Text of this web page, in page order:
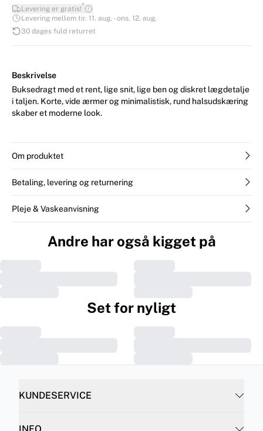
Levering er gratis!*
Levering mellem tir. 11. aug. - ons. 12. aug.
30 dages fuld returret
Beskrivelse
Buksedragt med et rent, lige snit, lige ben og diskret lægdetalje
i taljen. Korte, vide ærmer og minimalistisk, rund halsudskæring
skaber et moderne look.
Om produktet
Betaling, levering og returnering
Pleje & Vaskeanvisning
Andre har også kigget på
Set for nyligt
KUNDESERVICE
INFO